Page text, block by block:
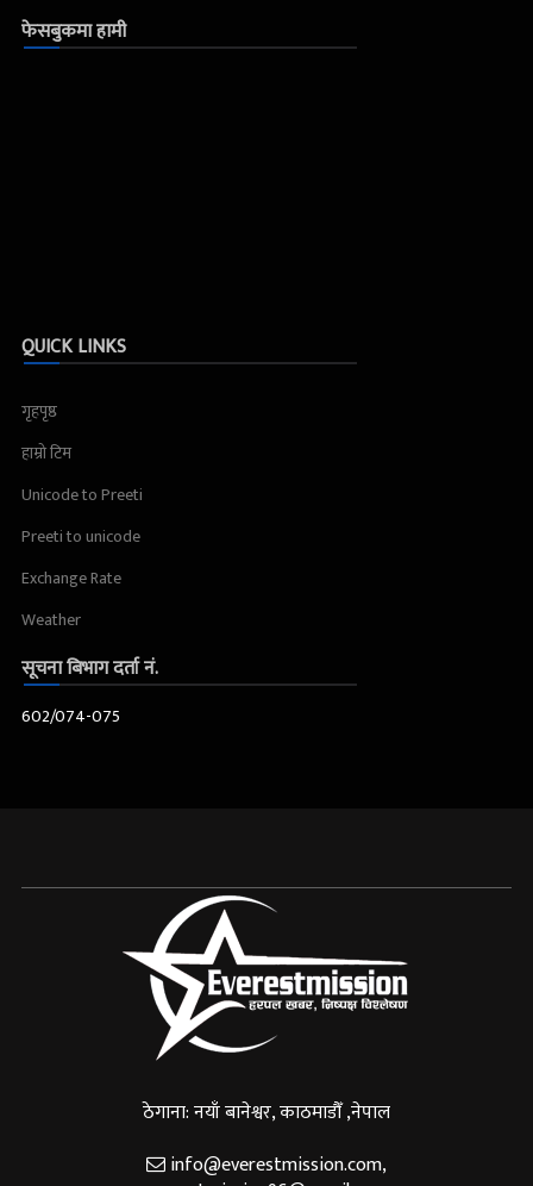
फेसबुकमा हामी
QUICK LINKS
गृहपृष्ठ
हाम्रो टिम
Unicode to Preeti
Preeti to unicode
Exchange Rate
Weather
सूचना बिभाग दर्ता नं.
602/074-075
ठेगाना: नयाँ बानेश्वर, काठमाडौँ ,नेपाल
info@everestmission.com,